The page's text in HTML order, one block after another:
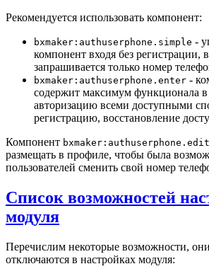
Рекомендуется использовать компонент:
bxmaker:authuserphone.simple -
компонент входя без регистрации,
запрашивается только номер
bxmaker:authuserphone.enter -
содержит максимум функционала в
авторизацию всеми доступными
регистрацию, восстановление
Компонент bxmaker:authuserphone.edit
размещать в профиле, чтобы была
пользователей сменить свой номер
Список возможностей
модуля
Перечислим некоторые возможности,
отключаются в настройках модуля: